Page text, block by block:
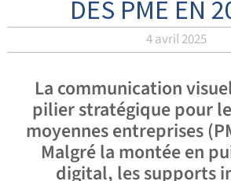
DES PME EN
4 avril 2025
La communication
pilier stratégique pour
moyennes entreprises
Malgré la montée en
digital, les supports